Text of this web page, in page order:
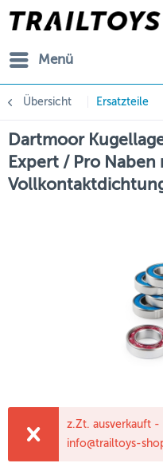
Menü
Übersicht Ersatzteile
Dartmoor
Expert / Pro Naben
z.Zt. ausverkauft
info@trailtoys-